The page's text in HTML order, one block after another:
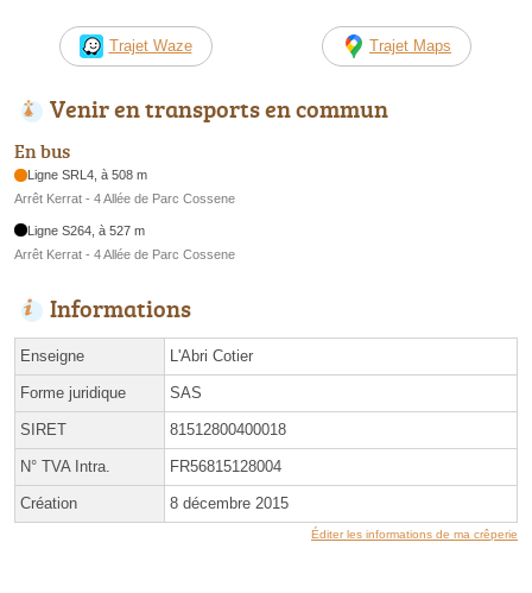
Trajet Waze Trajet Maps
Venir en transports en commun
En bus
Ligne SRL4, à 508 m
Arrêt Kerrat - 4 Allée de Parc Cossene
Ligne S264, à 527 m
Arrêt Kerrat - 4 Allée de Parc Cossene
Informations
Enseigne L'Abri Cotier
Forme juridique SAS
SIRET 81512800400018
N° TVA Intra. FR56815128004
Création 8 décembre 2015
Éditer les informations de ma crêperie